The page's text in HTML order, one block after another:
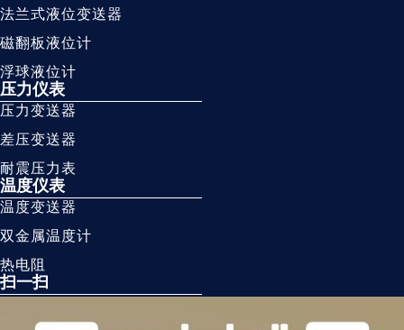
法兰式液位变送器
磁翻板液位计
浮球液位计
压力仪表
压力变送器
差压变送器
耐震压力表
温度仪表
温度变送器
双金属温度计
热电阻
扫一扫